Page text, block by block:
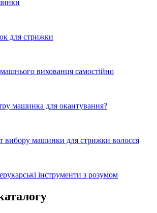
для стрижки
вихованця самостійно
машинка для окантування?
вибору машинки для стрижки волосся
інструменти з розумом